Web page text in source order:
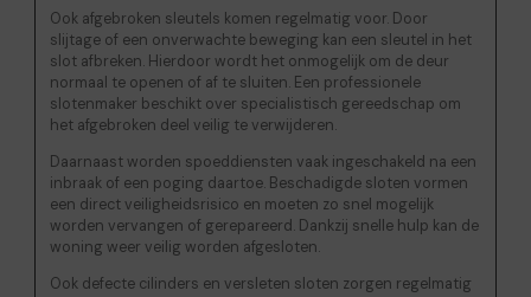
Ook afgebroken sleutels komen regelmatig voor. Door
slijtage of een onverwachte beweging kan een sleutel in het
slot afbreken. Hierdoor wordt het onmogelijk om de deur
normaal te openen of af te sluiten. Een professionele
slotenmaker beschikt over specialistisch gereedschap om
het afgebroken deel veilig te verwijderen.
Daarnaast worden spoeddiensten vaak ingeschakeld na een
inbraak of een poging daartoe. Beschadigde sloten vormen
een direct veiligheidsrisico en moeten zo snel mogelijk
worden vervangen of gerepareerd. Dankzij snelle hulp kan de
woning weer veilig worden afgesloten.
Ook defecte cilinders en versleten sloten zorgen regelmatig